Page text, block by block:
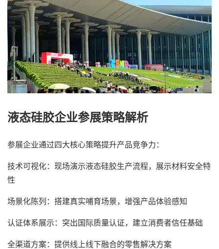
液态硅胶企业参展策略解析
参展企业通过四大核心策略提升产品竞争力：
技术可视化：现场演示液态硅胶生产流程，展示材料安全特
性
场景化陈列：搭建真实哺育场景，增强产品体验感知
认证体系展示：突出国际质量认证，建立消费者信任基础
全渠道方案：提供线上线下融合的零售解决方案